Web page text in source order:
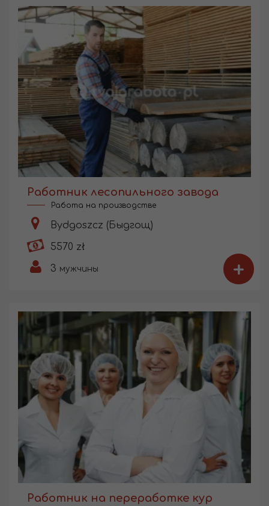
Работник лесопильного завода
Работа на производстве
Bydgoszcz (Быдгощ)
5570 zł
3 мужчины +
Работник на переработке кур